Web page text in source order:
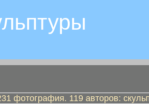
фотография. 119 авторов: